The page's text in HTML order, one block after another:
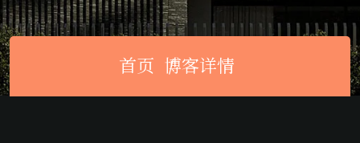
首页 博客详情